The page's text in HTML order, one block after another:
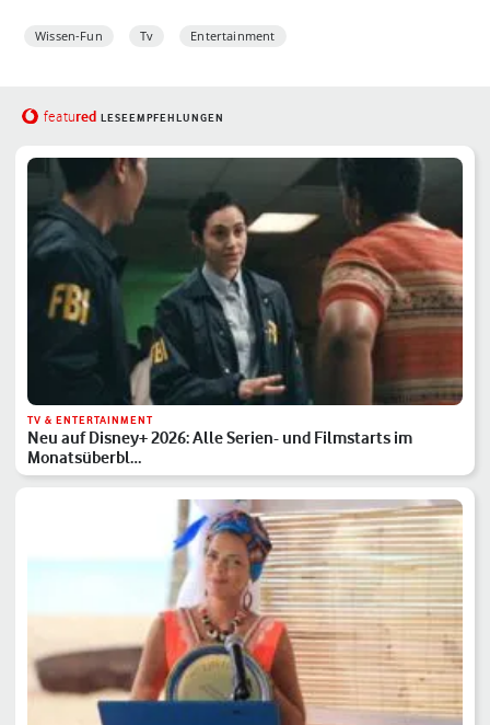
Wissen-Fun Tv Entertainment
featured LESEEMPFEHLUNGEN
TV & ENTERTAINMENT
Neu auf Disney+ 2026: Alle Serien- und Filmstarts im
Monatsüberbl…